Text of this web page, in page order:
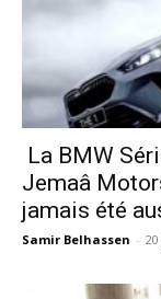
La BMW
Jemaâ
jamais été
Samir Belhassen -